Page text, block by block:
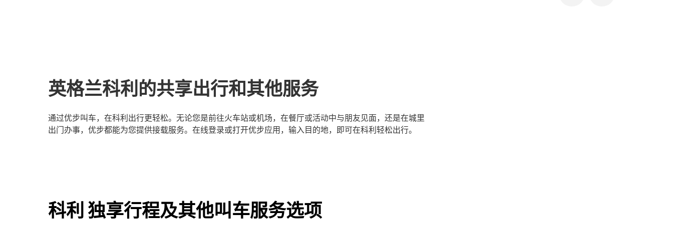
英格兰科利的共享出行和其他服务
通过优步叫车，在科利出行更轻松。无论您是前往火车站或机场，在餐厅或活动中与朋友见面，还是在城里
出门办事，优步都能为您提供接载服务。在线登录或打开优步应用，输入目的地，即可在科利轻松出行。
科利 独享行程及其他叫车服务选项